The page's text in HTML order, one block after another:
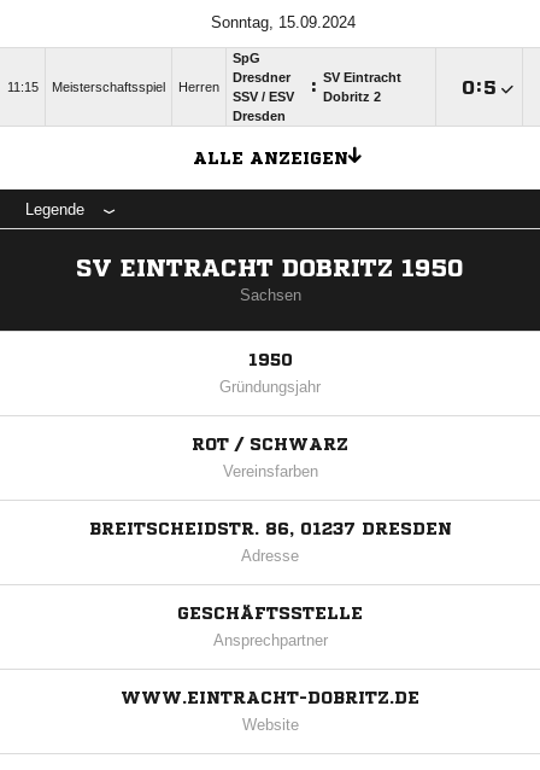
Sonntag, 15.09.2024
11:15 Meisterschaftsspiel Herren
SpG
Dresdner
SSV /​ ESV
Dresden
: SV Eintracht
Dobritz 2
:
ALLE ANZEIGEN
Legende
SV EINTRACHT DOBRITZ 1950
Sachsen
1950
Gründungsjahr
ROT / SCHWARZ
Vereinsfarben
BREITSCHEIDSTR. 86, 01237 DRESDEN
Adresse
GESCHÄFTSSTELLE
Ansprechpartner
WWW.EINTRACHT-DOBRITZ.DE
Website